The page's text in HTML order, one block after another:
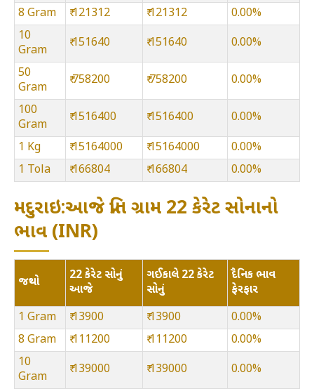
8 Gram
₹ 121312 ₹ 121312
0.00%
10
Gram
₹ 151640 ₹ 151640 0.00%
50
Gram
₹ 758200 ₹ 758200 0.00%
100
Gram
₹ 1516400 ₹ 1516400 0.00%
1 Kg ₹ 15164000 ₹ 15164000
0.00%
1 Tola
₹ 166804 ₹ 166804 0.00%
મદુરાઇ:આજે પ્રતિ ગ્રામ 22 કેરેટ સોનાનો
ભાવ (INR)
જથ્થો
22 કેરેટ સોનું
આજે
ગઈકાલે 22 કેરેટ
સોનું
દૈનિક ભાવ
ફેરફાર
1 Gram
₹ 13900 ₹ 13900
0.00%
8 Gram
₹ 111200 ₹ 111200
0.00%
10
Gram
₹ 139000 ₹ 139000 0.00%